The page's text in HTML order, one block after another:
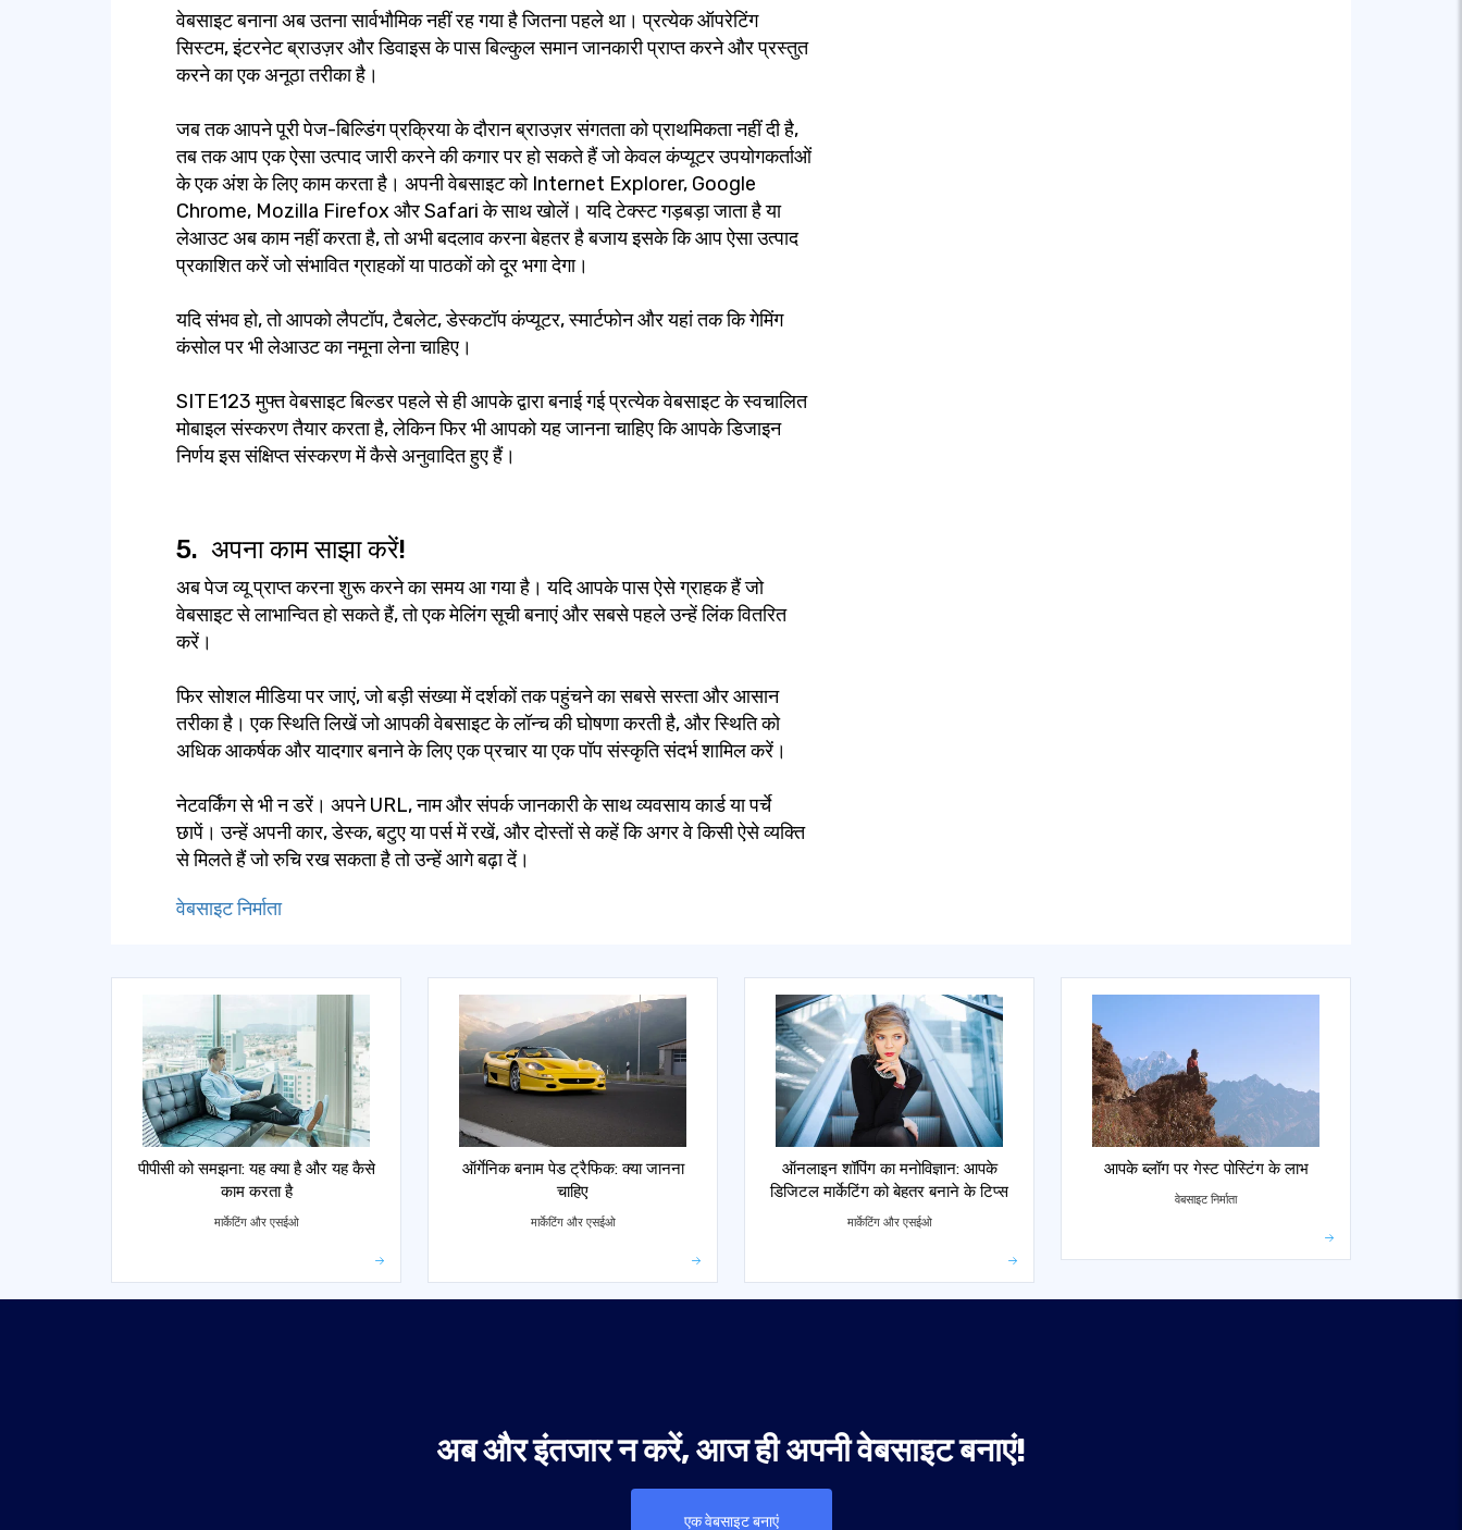
वेबसाइट बनाना अब उतना सार्वभौमिक नहीं रह गया है जितना पहले था। प्रत्येक ऑपरेटिंग
सिस्टम, इंटरनेट ब्राउज़र और डिवाइस के पास बिल्कुल समान जानकारी प्राप्त करने और प्रस्तुत
करने का एक अनूठा तरीका है।
जब तक आपने पूरी पेज-बिल्डिंग प्रक्रिया के दौरान ब्राउज़र संगतता को प्राथमिकता नहीं दी है,
तब तक आप एक ऐसा उत्पाद जारी करने की कगार पर हो सकते हैं जो केवल कंप्यूटर उपयोगकर्ताओं
के एक अंश के लिए काम करता है। अपनी वेबसाइट को Internet Explorer, Google
Chrome, Mozilla Firefox और Safari के साथ खोलें। यदि टेक्स्ट गड़बड़ा जाता है या
लेआउट अब काम नहीं करता है, तो अभी बदलाव करना बेहतर है बजाय इसके कि आप ऐसा उत्पाद
प्रकाशित करें जो संभावित ग्राहकों या पाठकों को दूर भगा देगा।
यदि संभव हो, तो आपको लैपटॉप, टैबलेट, डेस्कटॉप कंप्यूटर, स्मार्टफोन और यहां तक कि गेमिंग
कंसोल पर भी लेआउट का नमूना लेना चाहिए।
SITE123 मुफ्त वेबसाइट बिल्डर पहले से ही आपके द्वारा बनाई गई प्रत्येक वेबसाइट के स्वचालित
मोबाइल संस्करण तैयार करता है, लेकिन फिर भी आपको यह जानना चाहिए कि आपके डिजाइन
निर्णय इस संक्षिप्त संस्करण में कैसे अनुवादित हुए हैं।
5. अपना काम साझा करें!
अब पेज व्यू प्राप्त करना शुरू करने का समय आ गया है। यदि आपके पास ऐसे ग्राहक हैं जो
वेबसाइट से लाभान्वित हो सकते हैं, तो एक मेलिंग सूची बनाएं और सबसे पहले उन्हें लिंक वितरित
करें।
फिर सोशल मीडिया पर जाएं, जो बड़ी संख्या में दर्शकों तक पहुंचने का सबसे सस्ता और आसान
तरीका है। एक स्थिति लिखें जो आपकी वेबसाइट के लॉन्च की घोषणा करती है, और स्थिति को
अधिक आकर्षक और यादगार बनाने के लिए एक प्रचार या एक पॉप संस्कृति संदर्भ शामिल करें।
नेटवर्किंग से भी न डरें। अपने URL, नाम और संपर्क जानकारी के साथ व्यवसाय कार्ड या पर्चे
छापें। उन्हें अपनी कार, डेस्क, बटुए या पर्स में रखें, और दोस्तों से कहें कि अगर वे किसी ऐसे व्यक्ति
से मिलते हैं जो रुचि रख सकता है तो उन्हें आगे बढ़ा दें।
वेबसाइट निर्माता
पीपीसी को समझना: यह क्या है और यह कैसे
काम करता है
मार्केटिंग और एसईओ
ऑर्गेनिक बनाम पेड ट्रैफिक: क्या जानना
चाहिए
मार्केटिंग और एसईओ
ऑनलाइन शॉपिंग का मनोविज्ञान: आपके
डिजिटल मार्केटिंग को बेहतर बनाने के टिप्स
मार्केटिंग और एसईओ
आपके ब्लॉग पर गेस्ट पोस्टिंग के लाभ
वेबसाइट निर्माता
अब और इंतजार न करें, आज ही अपनी वेबसाइट बनाएं!
एक वेबसाइट बनाएं